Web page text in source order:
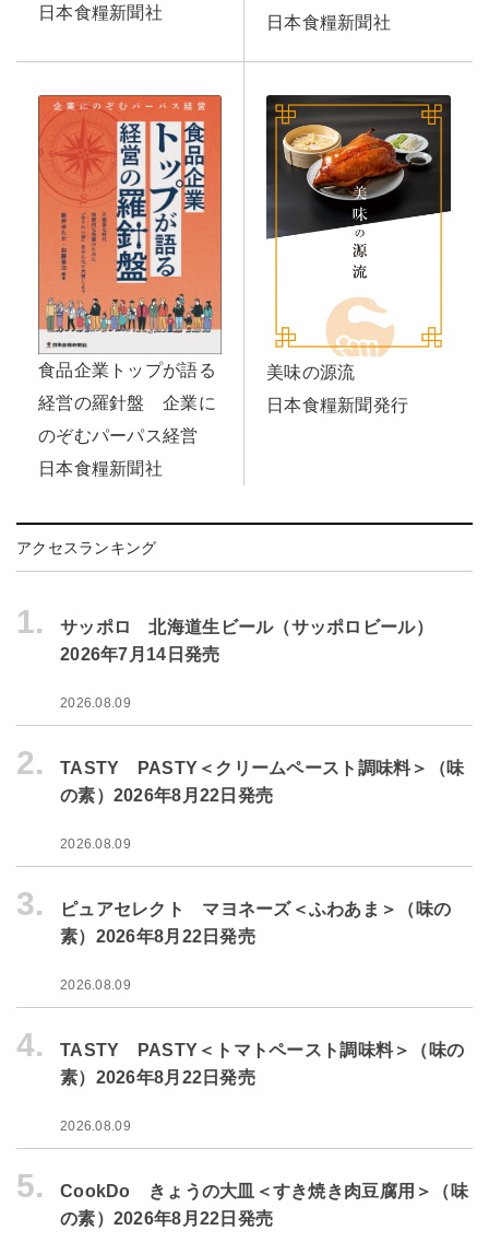
日本食糧新聞社
日本食糧新聞社
食品企業トップが語る
経営の羅針盤 企業に
のぞむパーパス経営
日本食糧新聞社
美味の源流
日本食糧新聞発行
アクセスランキング
1.
サッポロ 北海道生ビール（サッポロビール）
2026年7月14日発売
2026.08.09
2.
TASTY PASTY＜クリームペースト調味料＞（味
の素）2026年8月22日発売
2026.08.09
3.
ピュアセレクト マヨネーズ＜ふわあま＞（味の
素）2026年8月22日発売
2026.08.09
4.
TASTY PASTY＜トマトペースト調味料＞（味の
素）2026年8月22日発売
2026.08.09
5.
CookDo きょうの大皿＜すき焼き肉豆腐用＞（味
の素）2026年8月22日発売